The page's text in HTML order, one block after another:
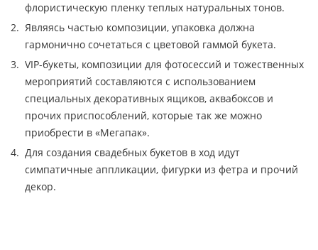
флористическую пленку теплых натуральных тонов.
Являясь частью композиции, упаковка должна
гармонично сочетаться с цветовой гаммой букета.
VIP-букеты, композиции для фотосессий и тожественных
мероприятий составляются с использованием
специальных декоративных ящиков, аквабоксов и
прочих приспособлений, которые так же можно
приобрести в «Мегапак».
Для создания свадебных букетов в ход идут
симпатичные аппликации, фигурки из фетра и прочий
декор.